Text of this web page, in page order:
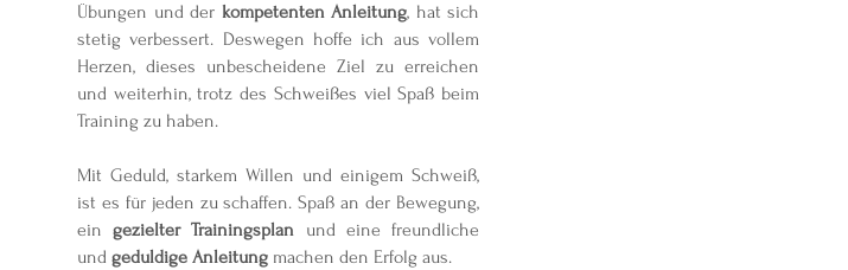
Übungen und der kompetenten Anleitung, hat sich
stetig verbessert. Deswegen hoffe ich aus vollem
Herzen, dieses unbescheidene Ziel zu erreichen
und weiterhin, trotz des Schweißes viel Spaß beim
Training zu haben.
Mit Geduld, starkem Willen und einigem Schweiß,
ist es für jeden zu schaffen. Spaß an der Bewegung,
eingezielter Trainingsplan und eine freundliche
und geduldige Anleitung machen den Erfolg aus.